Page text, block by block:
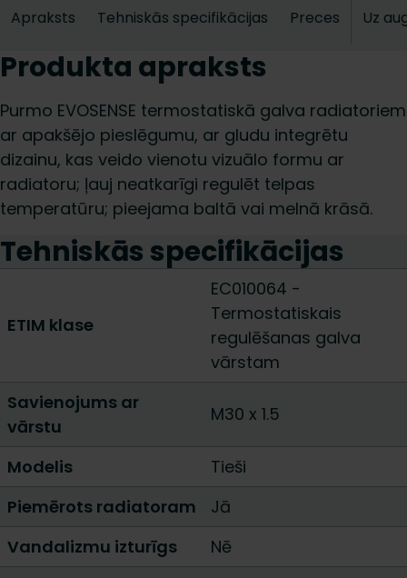
Apraksts Tehniskās specifikācijas Preces Uz
Produkta apraksts
Purmo EVOSENSE termostatiskā galva radiatoriem
ar apakšējo pieslēgumu, ar gludu integrētu
dizainu, kas veido vienotu vizuālo formu ar
radiatoru; ļauj neatkarīgi regulēt telpas
temperatūru; pieejama baltā vai melnā krāsā.
Tehniskās specifikācijas
ETIM klase
EC010064 -
Termostatiskais
regulēšanas galva
vārstam
Savienojums ar
vārstu
M30 x 1.5
Modelis
Tieši
Piemērots radiatoram
Jā
Vandalizmu izturīgs
Nē